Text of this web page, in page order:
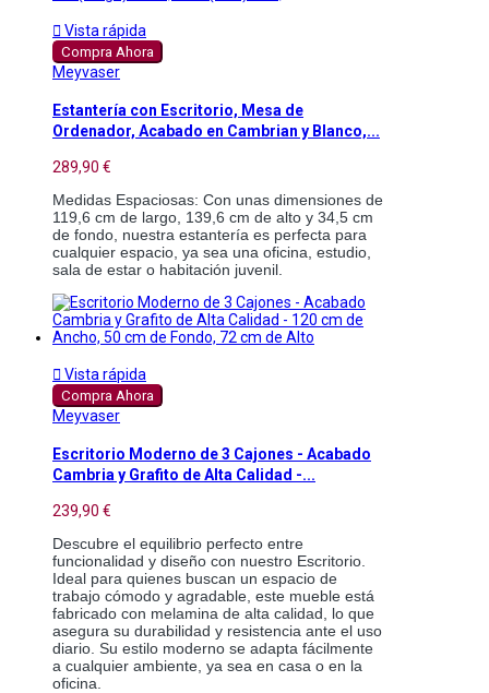
 Vista rápida
Compra Ahora
Meyvaser
Estantería con Escritorio, Mesa de
Ordenador, Acabado en Cambrian y Blanco,...
289,90 €
Medidas Espaciosas: Con unas dimensiones de
119,6 cm de largo, 139,6 cm de alto y 34,5 cm
de fondo, nuestra estantería es perfecta para
cualquier espacio, ya sea una oficina, estudio,
sala de estar o habitación juvenil.
 Vista rápida
Compra Ahora
Meyvaser
Escritorio Moderno de 3 Cajones - Acabado
Cambria y Grafito de Alta Calidad -...
239,90 €
Descubre el equilibrio perfecto entre
funcionalidad y diseño con nuestro Escritorio.
Ideal para quienes buscan un espacio de
trabajo cómodo y agradable, este mueble está
fabricado con melamina de alta calidad, lo que
asegura su durabilidad y resistencia ante el uso
diario. Su estilo moderno se adapta fácilmente
a cualquier ambiente, ya sea en casa o en la
oficina.